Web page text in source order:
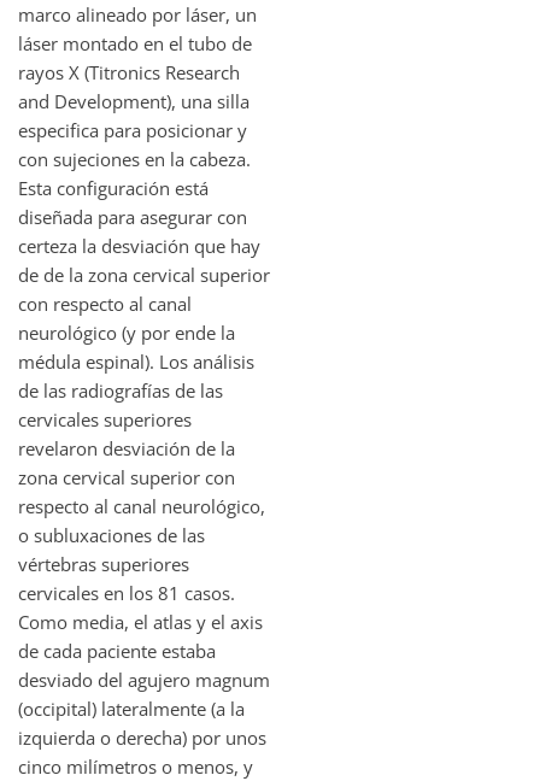
marco alineado por láser, un
láser montado en el tubo de
rayos X (Titronics Research
and Development), una silla
especifica para posicionar y
con sujeciones en la cabeza.
Esta configuración está
diseñada para asegurar con
certeza la desviación que hay
de de la zona cervical superior
con respecto al canal
neurológico (y por ende la
médula espinal). Los análisis
de las radiografías de las
cervicales superiores
revelaron desviación de la
zona cervical superior con
respecto al canal neurológico,
o subluxaciones de las
vértebras superiores
cervicales en los 81 casos.
Como media, el atlas y el axis
de cada paciente estaba
desviado del agujero magnum
(occipital) lateralmente (a la
izquierda o derecha) por unos
cinco milímetros o menos, y